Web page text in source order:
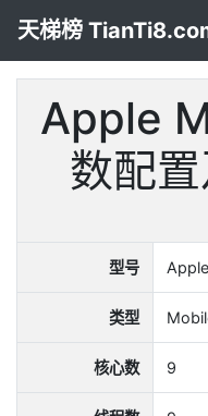
天梯榜
Apple
数配
型号
类型
核心数 9